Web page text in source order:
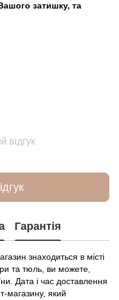
затишку, та
відгук
Гарантія
знаходиться в місті
та тюль, ви можете,
Дата і час доставлення
магазину, який